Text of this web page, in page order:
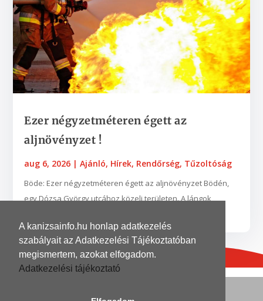
A kanizsainfo.hu honlap adatkezelés
szabályait az Adatkezelési Tájékoztatóban
megismertem, azokat elfogadom.
Adatkezelési tájékoztató
Ezer négyzetméteren égett az
aljnövényzet !
aug 6, 2026 |Ajánló, Hírek, Rendőrség, Tűzoltóság
Böde: Ezer négyzetméteren égett az aljnövényzet Bödén,
egy Dózsa György utcához közeli területen. A lángok